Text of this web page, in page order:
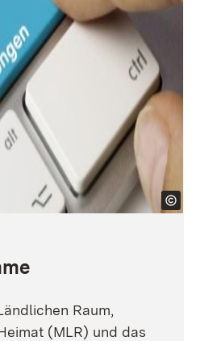
Raum,
(MLR) und das